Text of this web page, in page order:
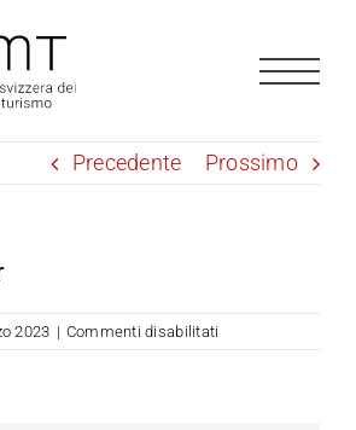
Precedente Prossimo
2023 | Commenti disabilitati
Adrien